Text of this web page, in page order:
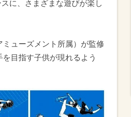
に、さまざまな遊びが楽し
ューズメント所属）が監修
目指す子供が現れるよう